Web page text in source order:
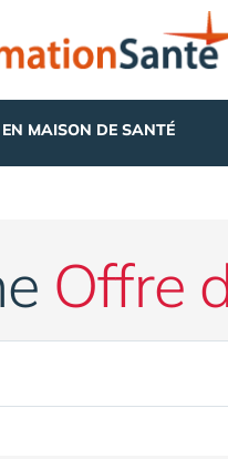
MAISON DE SANTÉ
Offre